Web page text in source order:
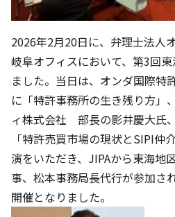
2026年2月20日に、弁理士法人
岐阜オフィスにおいて、第3回
ました。当日は、オンダ国際
に「特許事務所の生き残り方」
ィ株式会社 部長の影井慶大氏
「特許売買市場の現状とSIPI仲
演をいただき、JIPAから東海地
事、松本事務局長代行が参加さ
開催となりました。